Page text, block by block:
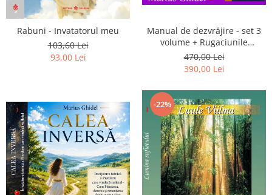
Rabuni - Invatatorul meu
103,60 Lei
93,00 Lei
Manual de dezvrăjire - set 3
volume + Rugaciunile
Luceafarului de Dimineata -
Gratuit)
470,00 Lei
390,00 Lei
-22%